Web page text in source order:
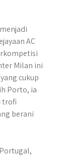
AC
Milan ini
cukup
Porto, ia
trofi
berani